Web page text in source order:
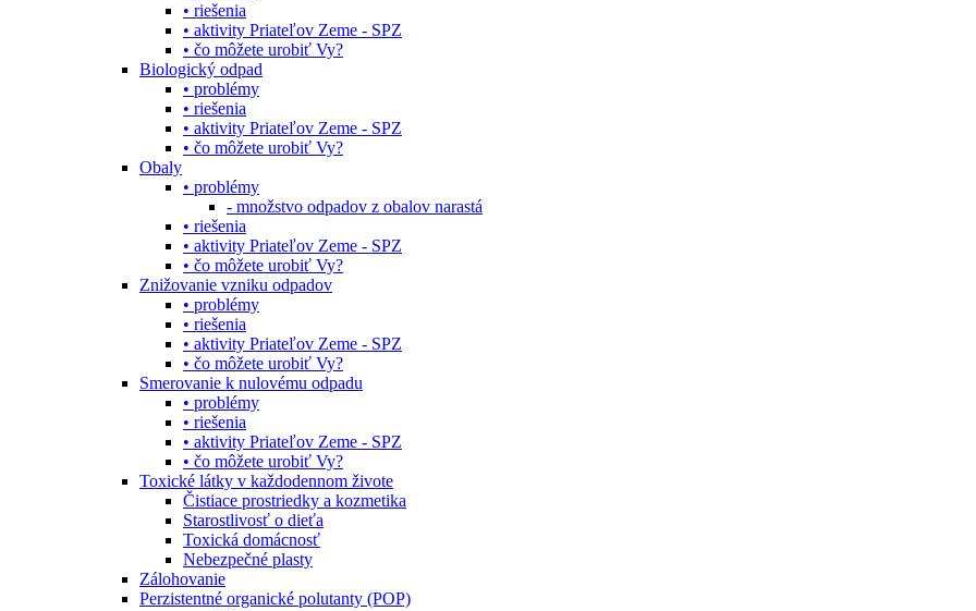
• riešenia
• aktivity Priateľov Zeme - SPZ
• čo môžete urobiť Vy?
Biologický odpad
• problémy
• riešenia
• aktivity Priateľov Zeme - SPZ
• čo môžete urobiť Vy?
Obaly
• problémy
- množstvo odpadov z obalov narastá
• riešenia
• aktivity Priateľov Zeme - SPZ
• čo môžete urobiť Vy?
Znižovanie vzniku odpadov
• problémy
• riešenia
• aktivity Priateľov Zeme - SPZ
• čo môžete urobiť Vy?
Smerovanie k nulovému odpadu
• problémy
• riešenia
• aktivity Priateľov Zeme - SPZ
• čo môžete urobiť Vy?
Toxické látky v každodennom živote
Čistiace prostriedky a kozmetika
Starostlivosť o dieťa
Toxická domácnosť
Nebezpečné plasty
Zálohovanie
Perzistentné organické polutanty (POP)